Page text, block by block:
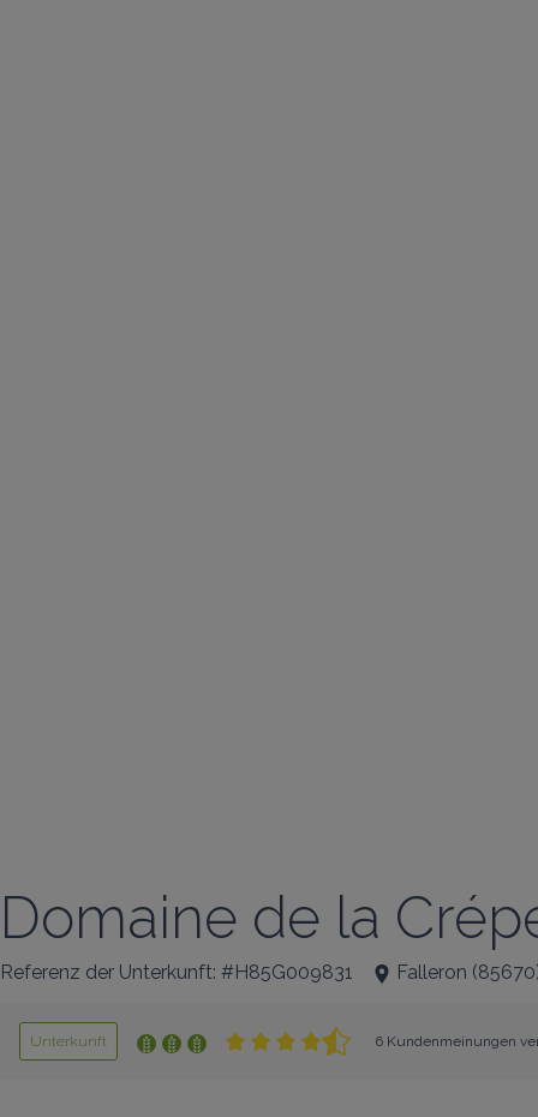
Domaine de la
Referenz der Unterkunft: #H85G009831 Falleron (85670
Unterkunft 6 Kundenmeinungen